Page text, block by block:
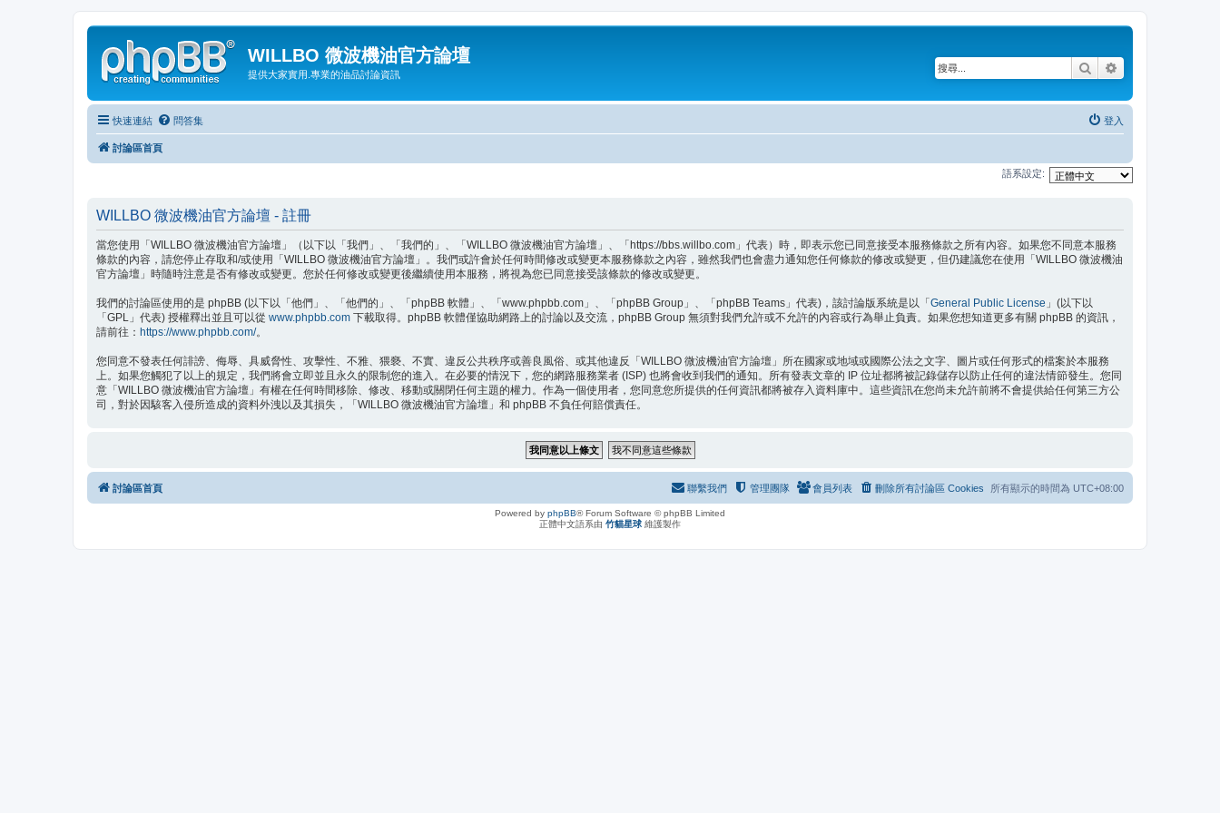
WILLBO 微波機油官方論壇
提供大家實用.專業的油品討論資訊 搜尋
快速連結 問答集 登入
討論區首頁
語系設定:
WILLBO 微波機油官方論壇 - 註冊
當您使用「WILLBO 微波機油官方論壇」（以下以「我們」、「我們的」、「WILLBO 微波機油官方論壇」、「https://bbs.willbo.com」代表）時，即表示您已同意接受本服務條款之所有內容。如果您不同意本服務
條款的內容，請您停止存取和/或使用「WILLBO 微波機油官方論壇」。我們或許會於任何時間修改或變更本服務條款之內容，雖然我們也會盡力通知您任何條款的修改或變更，但仍建議您在使用「WILLBO 微波機油
官方論壇」時隨時注意是否有修改或變更。您於任何修改或變更後繼續使用本服務，將視為您已同意接受該條款的修改或變更。
我們的討論區使用的是 phpBB (以下以「他們」、「他們的」、「phpBB 軟體」、「www.phpbb.com」、「phpBB Group」、「phpBB Teams」代表)，該討論版系統是以「 General Public License 」(以下以
「GPL」代表) 授權釋出並且可以從 www.phpbb.com 下載取得。phpBB 軟體僅協助網路上的討論以及交流，phpBB Group 無須對我們允許或不允許的內容或行為舉止負責。如果您想知道更多有關 phpBB 的資訊，
請前往： https://www.phpbb.com/。
您同意不發表任何誹謗、侮辱、具威脅性、攻擊性、不雅、猥褻、不實、違反公共秩序或善良風俗、或其他違反「WILLBO 微波機油官方論壇」所在國家或地域或國際公法之文字、圖片或任何形式的檔案於本服務
上。如果您觸犯了以上的規定，我們將會立即並且永久的限制您的進入。在必要的情況下，您的網路服務業者 (ISP) 也將會收到我們的通知。所有發表文章的 IP 位址都將被記錄儲存以防止任何的違法情節發生。您同
意「WILLBO 微波機油官方論壇」有權在任何時間移除、修改、移動或關閉任何主題的權力。作為一個使用者，您同意您所提供的任何資訊都將被存入資料庫中。這些資訊在您尚未允許前將不會提供給任何第三方公
司，對於因駭客入侵所造成的資料外洩以及其損失，「WILLBO 微波機油官方論壇」和 phpBB 不負任何賠償責任。
討論區首頁 所有顯示的時間為 UTC+08:00
刪除所有討論區 Cookies
會員列表
管理團隊
聯繫我們
Powered by phpBB® Forum Software © phpBB Limited
正體中文語系由 竹貓星球 維護製作